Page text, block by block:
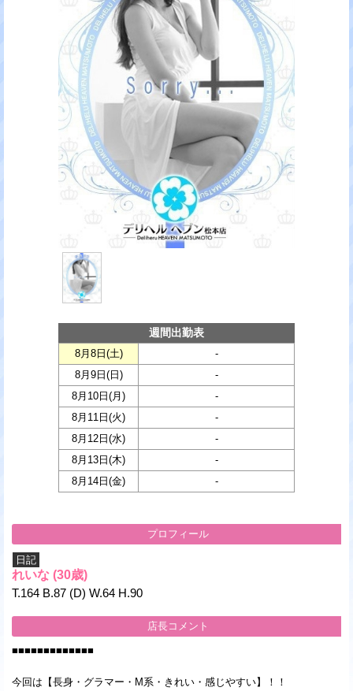
週間出勤表
8月8日(土)
-
8月9日(日 )
-
8月10日( 月 )
-
8月11日(火)
-
8月12日(水)
-
8月13日(木)
-
8月14日(金) -
プロフィール
日記
れいな (30歳)
T.164 B.87 (D) W.64 H.90
店長コメント
■■■■■■■■■■■■■
今回は【長身・グラマー・M系・きれい・感じやすい】！！